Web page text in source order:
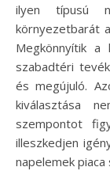
ilyen típusú
környezetbarát
Megkönnyítik a
szabadtéri
és megújuló.
kiválasztása
szempontot
illeszkedjen
napelemek